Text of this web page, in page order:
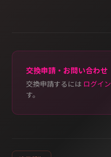
交換申請・お問い合わせ
交換申請するには ログイン
す。